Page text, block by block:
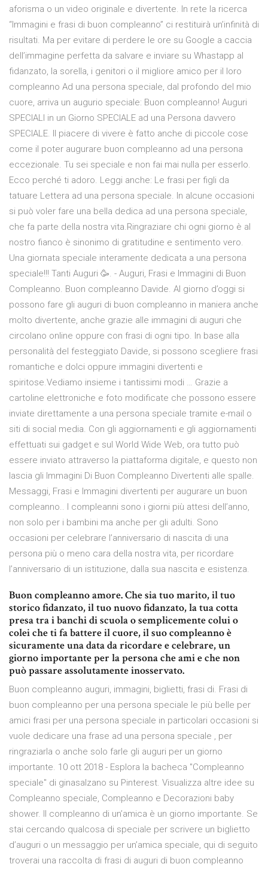
aforisma o un video originale e divertente. In rete la ricerca
“Immagini e frasi di buon compleanno” ci restituirà un’infinità di
risultati. Ma per evitare di perdere le ore su Google a caccia
dell’immagine perfetta da salvare e inviare su Whastapp al
fidanzato, la sorella, i genitori o il migliore amico per il loro
compleanno Ad una persona speciale, dal profondo del mio
cuore, arriva un augurio speciale: Buon compleanno! Auguri
SPECIALI in un Giorno SPECIALE ad una Persona davvero
SPECIALE. Il piacere di vivere è fatto anche di piccole cose
come il poter augurare buon compleanno ad una persona
eccezionale. Tu sei speciale e non fai mai nulla per esserlo.
Ecco perché ti adoro. Leggi anche: Le frasi per figli da
tatuare Lettera ad una persona speciale. In alcune occasioni
si può voler fare una bella dedica ad una persona speciale,
che fa parte della nostra vita.Ringraziare chi ogni giorno è al
nostro fianco è sinonimo di gratitudine e sentimento vero.
Una giornata speciale interamente dedicata a una persona
speciale!!! Tanti Auguri 🥳. - Auguri, Frasi e Immagini di Buon
Compleanno. Buon compleanno Davide. Al giorno d’oggi si
possono fare gli auguri di buon compleanno in maniera anche
molto divertente, anche grazie alle immagini di auguri che
circolano online oppure con frasi di ogni tipo. In base alla
personalità del festeggiato Davide, si possono scegliere frasi
romantiche e dolci oppure immagini divertenti e
spiritose.Vediamo insieme i tantissimi modi … Grazie a
cartoline elettroniche e foto modificate che possono essere
inviate direttamente a una persona speciale tramite e-mail o
siti di social media. Con gli aggiornamenti e gli aggiornamenti
effettuati sui gadget e sul World Wide Web, ora tutto può
essere inviato attraverso la piattaforma digitale, e questo non
lascia gli Immagini Di Buon Compleanno Divertenti alle spalle.
Messaggi, Frasi e Immagini divertenti per augurare un buon
compleanno.. I compleanni sono i giorni più attesi dell’anno,
non solo per i bambini ma anche per gli adulti. Sono
occasioni per celebrare l’anniversario di nascita di una
persona più o meno cara della nostra vita, per ricordare
l’anniversario di un istituzione, dalla sua nascita e esistenza.
Buon compleanno amore. Che sia tuo marito, il tuo
storico fidanzato, il tuo nuovo fidanzato, la tua cotta
presa tra i banchi di scuola o semplicemente colui o
colei che ti fa battere il cuore, il suo compleanno è
sicuramente una data da ricordare e celebrare, un
giorno importante per la persona che ami e che non
può passare assolutamente inosservato.
Buon compleanno auguri, immagini, biglietti, frasi di. Frasi di
buon compleanno per una persona speciale le più belle per
amici frasi per una persona speciale in particolari occasioni si
vuole dedicare una frase ad una persona speciale , per
ringraziarla o anche solo farle gli auguri per un giorno
importante. 10 ott 2018 - Esplora la bacheca "Compleanno
speciale" di ginasalzano su Pinterest. Visualizza altre idee su
Compleanno speciale, Compleanno e Decorazioni baby
shower. Il compleanno di un’amica è un giorno importante. Se
stai cercando qualcosa di speciale per scrivere un biglietto
d’auguri o un messaggio per un’amica speciale, qui di seguito
troverai una raccolta di frasi di auguri di buon compleanno